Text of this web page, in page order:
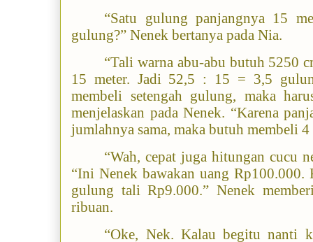
“Satu gulung panjangnya 15
gulung?” Nenek bertanya pada Nia.
“Tali warna abu-abu butuh 5250
15 meter. Jadi 52,5 : 15 = 3,5
membeli setengah gulung, maka
menjelaskan pada Nenek. “Karena
jumlahnya sama, maka butuh membeli
“Wah, cepat juga hitungan cucu
“Ini Nenek bawakan uang Rp100.000.
gulung tali Rp9.000.” Nenek
ribuan.
“Oke, Nek. Kalau begitu nanti